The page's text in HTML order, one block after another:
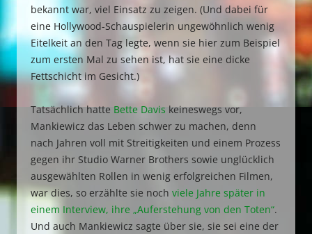
bekannt war, viel Einsatz zu zeigen. (Und dabei für
eine Hollywood-Schauspielerin ungewöhnlich wenig
Eitelkeit an den Tag legte, wenn sie hier zum Beispiel
zum ersten Mal zu sehen ist, hat sie eine dicke
Fettschicht im Gesicht.)
Tatsächlich hatte Bette Davis keineswegs vor,
Mankiewicz das Leben schwer zu machen, denn
nach Jahren voll mit Streitigkeiten und einem Prozess
gegen ihr Studio Warner Brothers sowie unglücklich
ausgewählten Rollen in wenig erfolgreichen Filmen,
war dies, so erzählte sie noch viele Jahre später in
einem Interview, ihre „Auferstehung von den Toten“.
Und auch Mankiewicz sagte über sie, sie sei eine der